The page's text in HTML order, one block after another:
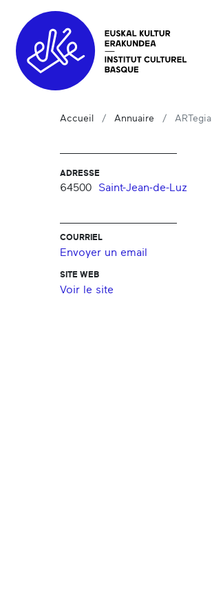
Accueil Annuaire ARTegia
ADRESSE
64500 Saint-Jean-de-Luz
COURRIEL
Envoyer un email
SITE WEB
Voir le site